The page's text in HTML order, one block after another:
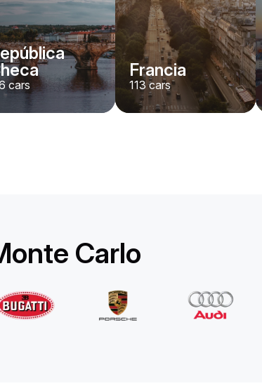
Reserva ahora
cars
Francia
113cars
Carlo